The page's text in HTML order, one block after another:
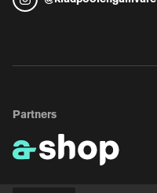
Partners